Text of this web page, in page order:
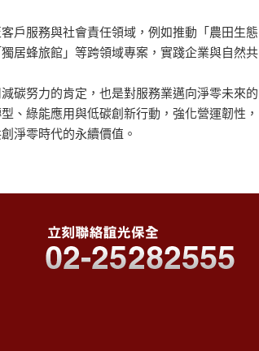
戶服務與社會責任領域，例如推動「農田生態
居蜂旅館」等跨領域專案，實踐企業與自然共
碳努力的肯定，也是對服務業邁向淨零未來的
、綠能應用與低碳創新行動，強化營運韌性，
淨零時代的永續價值。